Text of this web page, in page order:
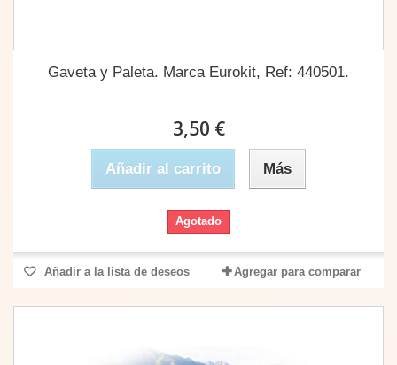
Gaveta y Paleta. Marca Eurokit, Ref: 440501.
3,50 €
Añadir al carrito Más
Agotado
Añadir a la lista de deseos Agregar para comparar